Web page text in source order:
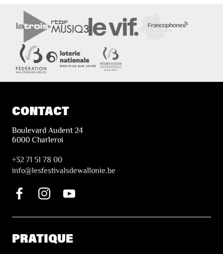
CONTACT
Boulevard Audent 24
6000 Charleroi
+32 71 51 78 00
info@lesfestivalsdewallonie.be
PRATIQUE